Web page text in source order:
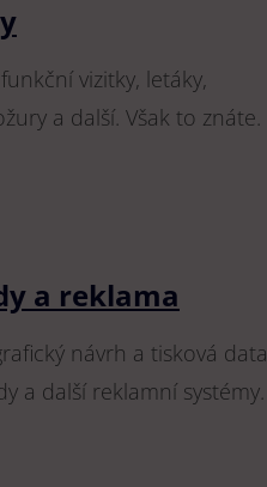
vizitky, letáky,
a další. Však to znáte.
a reklama
návrh a tisková data
a další reklamní systémy.